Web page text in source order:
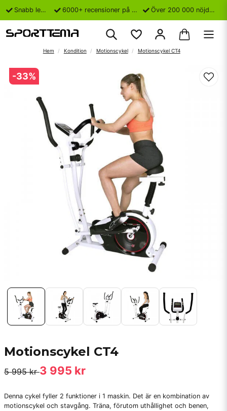
Snabb leverans 6000+ recensioner på Trustpilot Över 200 000 nöjda kunder
Hem Kondition Motionscykel Motionscykel CT4
-33%
Motionscykel CT4
5 995 kr3 995 kr
Denna cykel fyller 2 funktioner i 1 maskin. Det är en kombination av
motionscykel och stavgång. Träna, förutom uthållighet och benen,